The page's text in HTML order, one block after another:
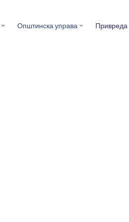
Општинска управа Привреда